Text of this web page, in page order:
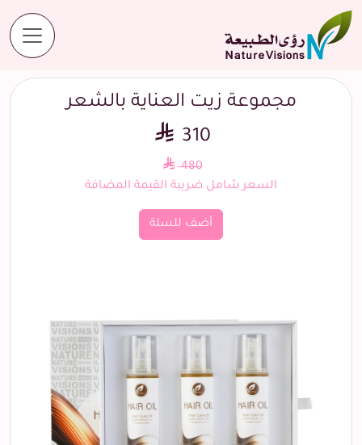
المنتجات مجموعة زيت العناية بالشعر
مجموعة زيت العناية بالشعر
310
480
السعر شامل ضريبة القيمة المضافة
أضف للسلة
التالي